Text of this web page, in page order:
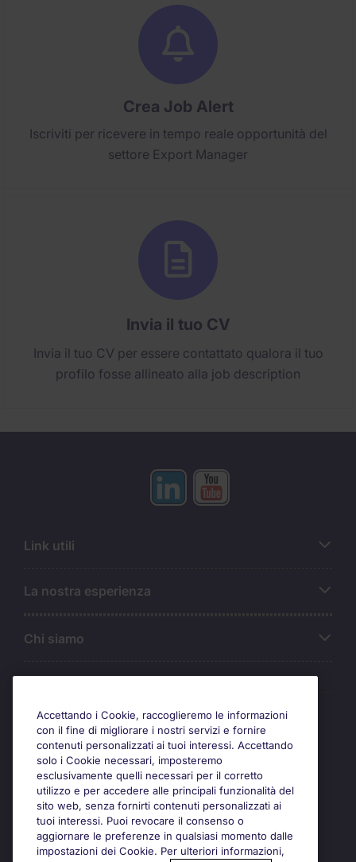
Crea Job Alert
Iscriviti per ricevere in tempo reale opportunità del
settore Export Manager
Invia il tuo CV
Invia il tuo CV per essere contattato qualora il tuo
profilo fosse allineato alla job description
Link utili
La nostra esperienza
Chi siamo
Awards
Accettando i Cookie, raccoglieremo le informazioni
con il fine di migliorare i nostri servizi e fornire
contenuti personalizzati ai tuoi interessi. Accettando
solo i Cookie necessari, imposteremo
esclusivamente quelli necessari per il corretto
utilizzo e per accedere alle principali funzionalità del
sito web, senza fornirti contenuti personalizzati ai
tuoi interessi. Puoi revocare il consenso o
aggiornare le preferenze in qualsiasi momento dalle
impostazioni dei Cookie. Per ulteriori informazioni,